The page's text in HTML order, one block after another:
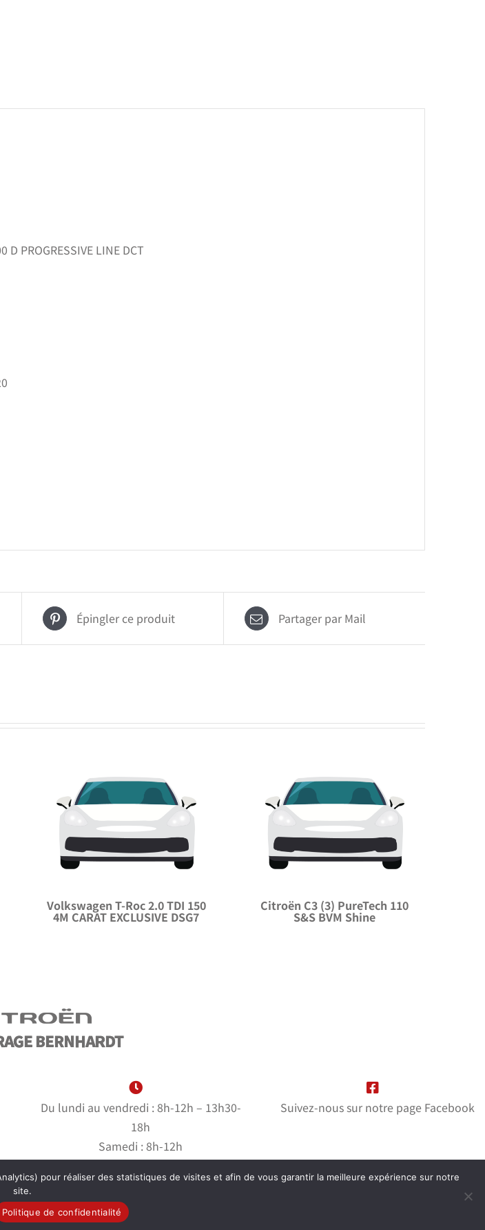
D PROGRESSIVE LINE DCT
Épingler ce produit Partager par Mail
Volkswagen T-Roc 2.0 TDI 150
4M CARAT EXCLUSIVE DSG7
Citroën C3 (3) PureTech 110
S&S BVM Shine
Du lundi au vendredi : 8h-12h – 13h30-
18h
Samedi : 8h-12h
Dimanche : fermé
Suivez-nous sur notre page Facebook
Politique de Confidentialité
pour réaliser des statistiques de visites et afin de vous garantir la meilleure expérience sur notre
site.
Politique de confidentialité